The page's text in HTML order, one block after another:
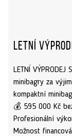
Letní
LETNÍ
minibagry za
kompaktní
💰 595 000 Kč
Profesionální
Možnost